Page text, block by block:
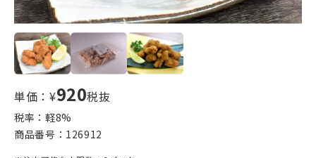
単価：¥920税抜
税率：軽8%
商品番号： 126912